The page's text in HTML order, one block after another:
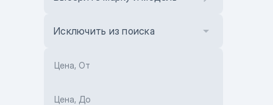
Исключить из поиска
Цена, От
Цена, До